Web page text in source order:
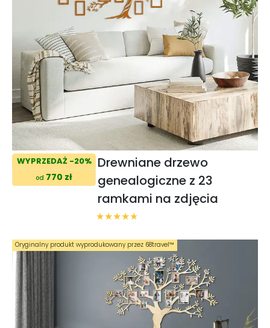
WYPRZEDAŻ -20%
od 770 zł
Drewniane drzewo
genealogiczne z 23
ramkami na zdjęcia
Oryginalny produkt wyprodukowany przez 68travel™️